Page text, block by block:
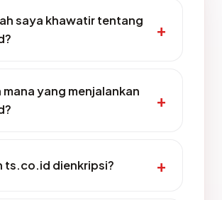
saya khawatir tentang
mana yang menjalankan
ts.co.id dienkripsi?